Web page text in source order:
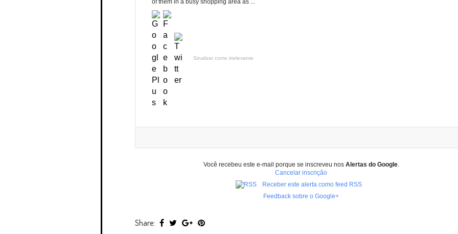
of them in a busy shopping area as ...
Sinalizar como irrelevante
Você recebeu este e-mail porque se inscreveu nos Alertas do Google.
Cancelar inscrição
Receber este alerta como feed RSS
Feedback sobre o Google+
Share: